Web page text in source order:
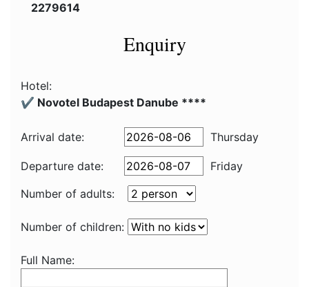
2279614
Enquiry
Hotel:
✔️ Novotel Budapest Danube ****
Arrival date: Thursday
Departure date:
Friday
Number of adults:
Number of children:
Full Name: